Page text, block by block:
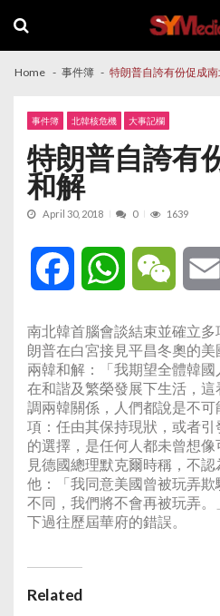
navigation
content
Home 事件簿 特朗普自誇有份促成
事件簿 北韓核危機 大事記欄
特朗普自誇有
和解
April 30, 2018 0 1639
Facebook WhatsAppWeChat
南北韓首腦會談結束並確立
朗普在白宮接見平昌冬奧的
兩韓和解：「我期望全體韓
在和諧及繁榮發展下生活，
調兩韓關係，人們都說是不
項：任由其保持現狀，或者
的選擇，是任何人都未曾想
見德國總理默克爾時稱，不
他：「我同意美國曾被玩弄
不同，我們將不會再被玩弄
下過往歷屆華府的錯誤。
Related